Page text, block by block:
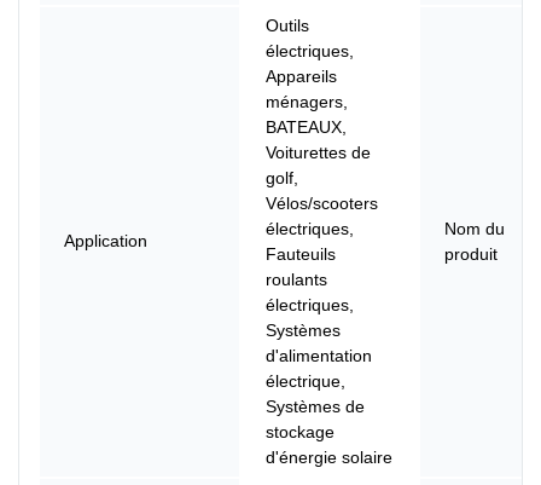
Application
Outils
électriques,
Appareils
ménagers,
BATEAUX,
Voiturettes de
golf,
Vélos/scooters
électriques,
Fauteuils
roulants
électriques,
Systèmes
d'alimentation
électrique,
Systèmes de
stockage
d'énergie solaire
Nom du
produit